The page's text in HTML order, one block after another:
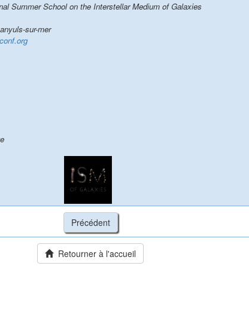
Summer School on the Interstellar Medium of Galaxies
sur-mer
Retourner à l'accueil